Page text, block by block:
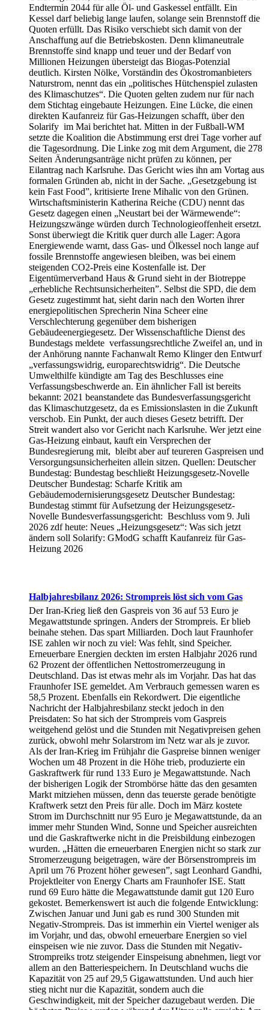
Endtermin 2044 für alle Öl- und Gaskessel entfällt. Ein
Kessel darf beliebig lange laufen, solange sein Brennstoff die
Quoten erfüllt. Das Risiko verschiebt sich damit von der
Anschaffung auf die Betriebskosten. Denn klimaneutrale
Brennstoffe sind knapp und teuer und der Bedarf von
Millionen Heizungen übersteigt das Biogas-Potenzial
deutlich. Kirsten Nölke, Vorständin des Ökostromanbieters
Naturstrom, nennt das ein „politisches Hütchenspiel zulasten
des Klimaschutzes“. Die Quoten gelten zudem nur für nach
dem Stichtag eingebaute Heizungen. Eine Lücke, die einen
direkten Kaufanreiz für Gas-Heizungen schafft, über den
Solarify im Mai berichtet hat. Mitten in der Fußball-WM
setzte die Koalition die Abstimmung erst drei Tage vorher auf
die Tagesordnung. Die Linke zog mit dem Argument, die 278
Seiten Änderungsanträge nicht prüfen zu können, per
Eilantrag nach Karlsruhe. Das Gericht wies ihn am Vortag aus
formalen Gründen ab, nicht in der Sache. „Gesetzgebung ist
kein Fast Food”, kritisierte Irene Mihalic von den Grünen.
Wirtschaftsministerin Katherina Reiche (CDU) nennt das
Gesetz dagegen einen „Neustart bei der Wärmewende“:
Heizungszwänge würden durch Technologieoffenheit ersetzt.
Sonst überwiegt die Kritik quer durch alle Lager: Agora
Energiewende warnt, dass Gas- und Ölkessel noch lange auf
fossile Brennstoffe angewiesen bleiben, was bei einem
steigenden CO2-Preis eine Kostenfalle ist. Der
Eigentümerverband Haus & Grund sieht in der Biotreppe
„erhebliche Rechtsunsicherheiten”. Selbst die SPD, die dem
Gesetz zugestimmt hat, sieht darin nach den Worten ihrer
energiepolitischen Sprecherin Nina Scheer eine
Verschlechterung gegenüber dem bisherigen
Gebäudeenergiegesetz. Der Wissenschaftliche Dienst des
Bundestags meldete verfassungsrechtliche Zweifel an, und in
der Anhörung nannte Fachanwalt Remo Klinger den Entwurf
„verfassungswidrig, europarechtswidrig“. Die Deutsche
Umwelthilfe kündigte am Tag des Beschlusses eine
Verfassungsbeschwerde an. Ein ähnlicher Fall ist bereits
bekannt: 2021 beanstandete das Bundesverfassungsgericht
das Klimaschutzgesetz, da es Emissionslasten in die Zukunft
verschob. Ein Punkt, der auch dieses Gesetz betrifft. Der
Streit wandert also vor Gericht nach Karlsruhe. Wer jetzt eine
Gas-Heizung einbaut, kauft ein Versprechen der
Bundesregierung mit, bleibt aber auf teureren Gaspreisen und
Versorgungsunsicherheiten allein sitzen. Quellen: Deutscher
Bundestag: Bundestag beschließt Heizungsgesetz-Novelle
Deutscher Bundestag: Scharfe Kritik am
Gebäudemodernisierungsgesetz Deutscher Bundestag:
Bundestag stimmt für Aufsetzung der Heizungsgesetz-
Novelle Bundesverfassungsgericht: Beschluss vom 9. Juli
2026 zdf heute: Neues „Heizungsgesetz“: Was sich jetzt
ändern soll Solarify: GModG schafft Kaufanreiz für Gas-
Heizung 2026
Halbjahresbilanz 2026: Strompreis löst sich vom Gas
Der Iran-Krieg ließ den Gaspreis von 36 auf 53 Euro je
Megawattstunde springen. Anders der Strompreis. Er blieb
beinahe stehen. Das spart Milliarden. Doch laut Fraunhofer
ISE zahlen wir noch zu viel: Was fehlt, sind Speicher.
Erneuerbare Energien deckten im ersten Halbjahr 2026 rund
62 Prozent der öffentlichen Nettostromerzeugung in
Deutschland. Das ist etwas mehr als im Vorjahr. Das hat das
Fraunhofer ISE gemeldet. Am Verbrauch gemessen waren es
58,5 Prozent. Ebenfalls ein Rekordwert. Die eigentliche
Nachricht der Halbjahresbilanz steckt jedoch in den
Preisdaten: So hat sich der Strompreis vom Gaspreis
weitgehend gelöst und die Stunden mit Negativpreisen gehen
zurück, obwohl mehr Solarstrom im Netz war als je zuvor.
Als der Iran-Krieg im Frühjahr die Gaspreise binnen weniger
Wochen um 48 Prozent in die Höhe trieb, produzierte ein
Gaskraftwerk für rund 133 Euro je Megawattstunde. Nach
der bisherigen Logik der Strombörse hätte das den gesamten
Markt mitziehen müssen, denn das teuerste gerade benötigte
Kraftwerk setzt den Preis für alle. Doch im März kostete
Strom im Durchschnitt nur 95 Euro je Megawattstunde, da an
immer mehr Stunden Wind, Sonne und Speicher ausreichten
und die Gaskraftwerke nicht in die Preisbildung einbezogen
wurden. „Hätten die erneuerbaren Energien nicht so stark zur
Stromerzeugung beigetragen, wäre der Börsenstrompreis im
April um 76 Prozent höher gewesen”, sagt Leonhard Gandhi,
Projektleiter von Energy Charts am Fraunhofer ISE. Statt
rund 69 Euro hätte die Megawattstunde damit gut 120 Euro
gekostet. Bemerkenswert ist auch die folgende Entwicklung:
Zwischen Januar und Juni gab es rund 300 Stunden mit
Negativ-Strompreis. Das ist immerhin ein Viertel weniger als
im Vorjahr, und das, obwohl erneuerbare Energien so viel
einspeisen wie nie zuvor. Dass die Stunden mit Negativ-
Strompreiks trotz steigender Einspeisung abnehmen, liegt vor
allem an den Batteriespeichern. In Deutschland wuchs die
Kapazität von 25 auf 29,5 Gigawattstunden. Und auch hier
stieg nicht nur die Kapazität, sondern auch die
Geschwindigkeit, mit der Speicher dazugebaut werden. Die